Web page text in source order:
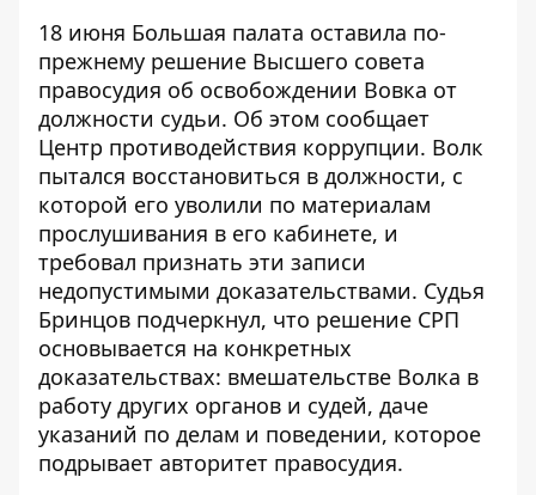
18 июня Большая палата оставила по-
прежнему решение Высшего совета
правосудия об освобождении Вовка от
должности судьи. Об этом сообщает
Центр противодействия коррупции. Волк
пытался восстановиться в должности, с
которой его уволили по материалам
прослушивания в его кабинете, и
требовал признать эти записи
недопустимыми доказательствами. Судья
Бринцов подчеркнул, что решение СРП
основывается на конкретных
доказательствах: вмешательстве Волка в
работу других органов и судей, даче
указаний по делам и поведении, которое
подрывает авторитет правосудия.